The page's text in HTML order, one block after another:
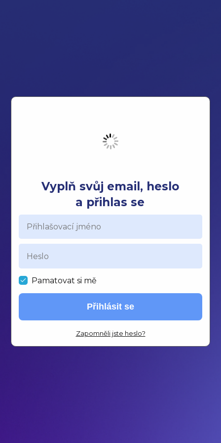
Vyplň svůj email, heslo
a přihlas se
Pamatovat si mě
Přihlásit se
Zapomněli jste heslo?